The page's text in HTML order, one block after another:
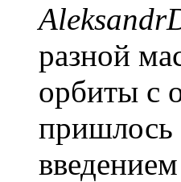
разной
орбиты с
пришлось